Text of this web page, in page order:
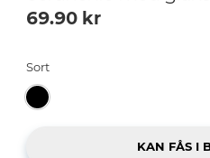
69.90 kr
Sort